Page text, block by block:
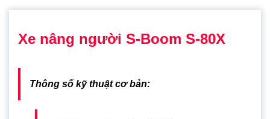
Xe nâng người S-Boom S-80X
Thông số kỹ thuật cơ bản: